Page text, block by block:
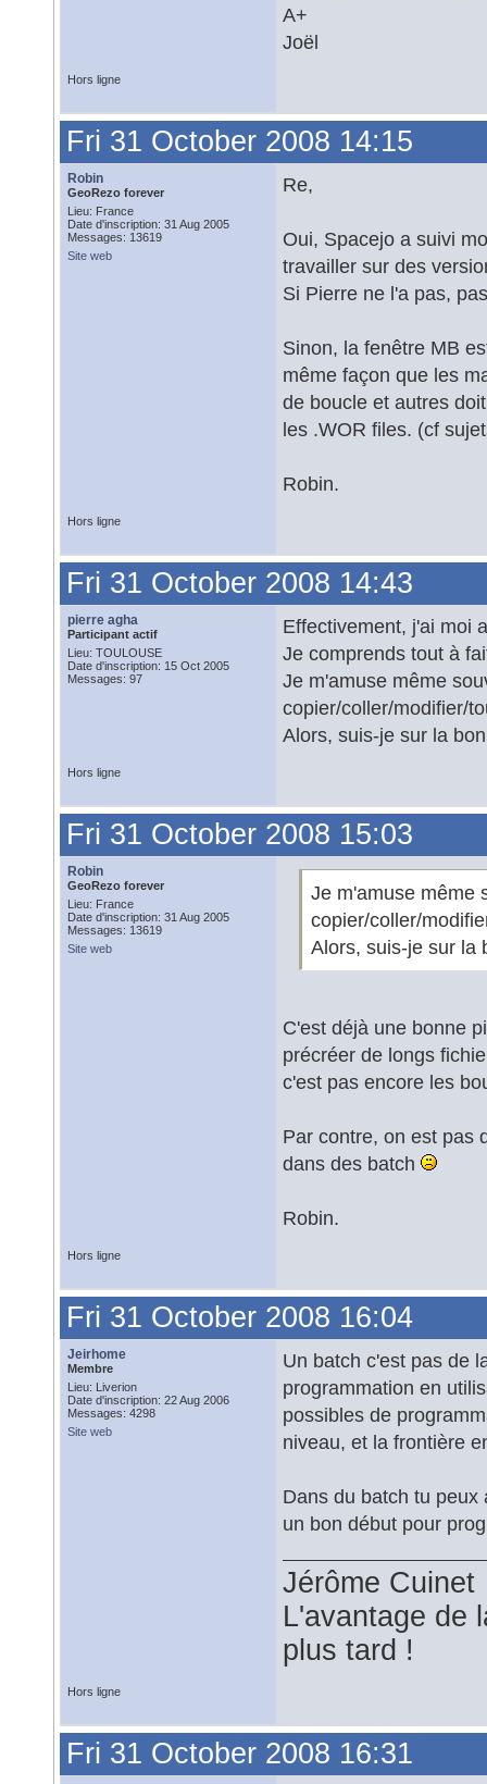
A+
Joël
Hors ligne
Fri 31 October 2008 14:15
Robin
GeoRezo forever
Lieu: France
Date d'inscription: 31 Aug 2005
Messages: 13619
Site web
Re,
Oui, Spacejo a suivi
travailler sur des
Si Pierre ne l'a pas,
Sinon, la fenêtre MB
même façon que les
de boucle et autres
les .WOR files. (cf
Robin.
Hors ligne
Fri 31 October 2008 14:43
pierre agha
Participant actif
Lieu: TOULOUSE
Date d'inscription: 15 Oct 2005
Messages: 97
Effectivement, j'ai moi
Je comprends tout à
Je m'amuse même
copier/coller/modifier/
Alors, suis-je sur la
Hors ligne
Fri 31 October 2008 15:03
Robin
GeoRezo forever
Lieu: France
Date d'inscription: 31 Aug 2005
Messages: 13619
Site web
Je m'amuse même
copier/coller/
Alors, suis-je sur la
C'est déjà une bonne
précréer de longs
c'est pas encore les
Par contre, on est pas
dans des batch
Robin.
Hors ligne
Fri 31 October 2008 16:04
Jeirhome
Membre
Lieu: Liverion
Date d'inscription: 22 Aug 2006
Messages: 4298
Site web
Un batch c'est pas de
programmation en
possibles de
niveau, et la frontière
Dans du batch tu
un bon début pour
Jérôme Cuinet
L'avantage de
plus tard !
Hors ligne
Fri 31 October 2008 16:31